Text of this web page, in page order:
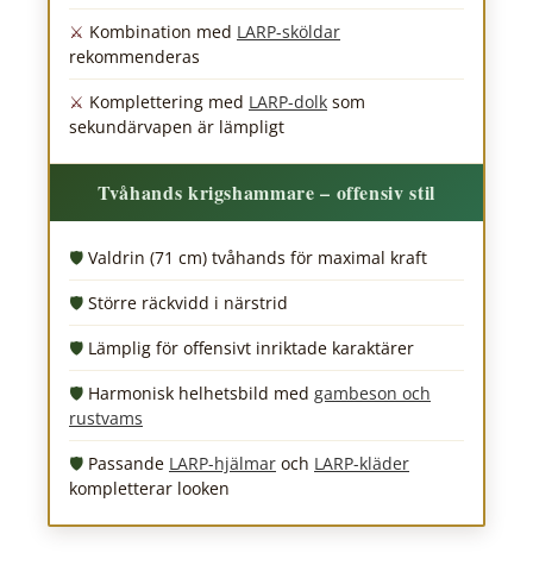
Kombination med LARP-sköldar
rekommenderas
Komplettering med LARP-dolk som
sekundärvapen är lämpligt
Tvåhands krigshammare – offensiv stil
Valdrin (71 cm) tvåhands för maximal kraft
Större räckvidd i närstrid
Lämplig för offensivt inriktade karaktärer
Harmonisk helhetsbild med gambeson och
rustvams
Passande LARP-hjälmar och LARP-kläder
kompletterar looken